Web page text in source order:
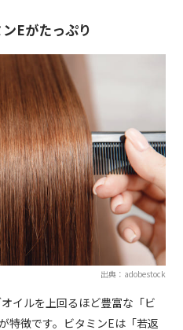
Eがたっぷり
出典：adobestock
イルを上回るほど豊富な「ビ
特徴です。ビタミンEは「若返